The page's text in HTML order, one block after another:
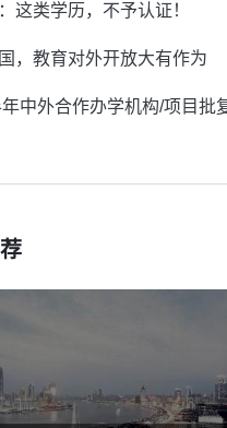
这类学历，不予认证！
，教育对外开放大有作为
中外合作办学机构/项目批复公